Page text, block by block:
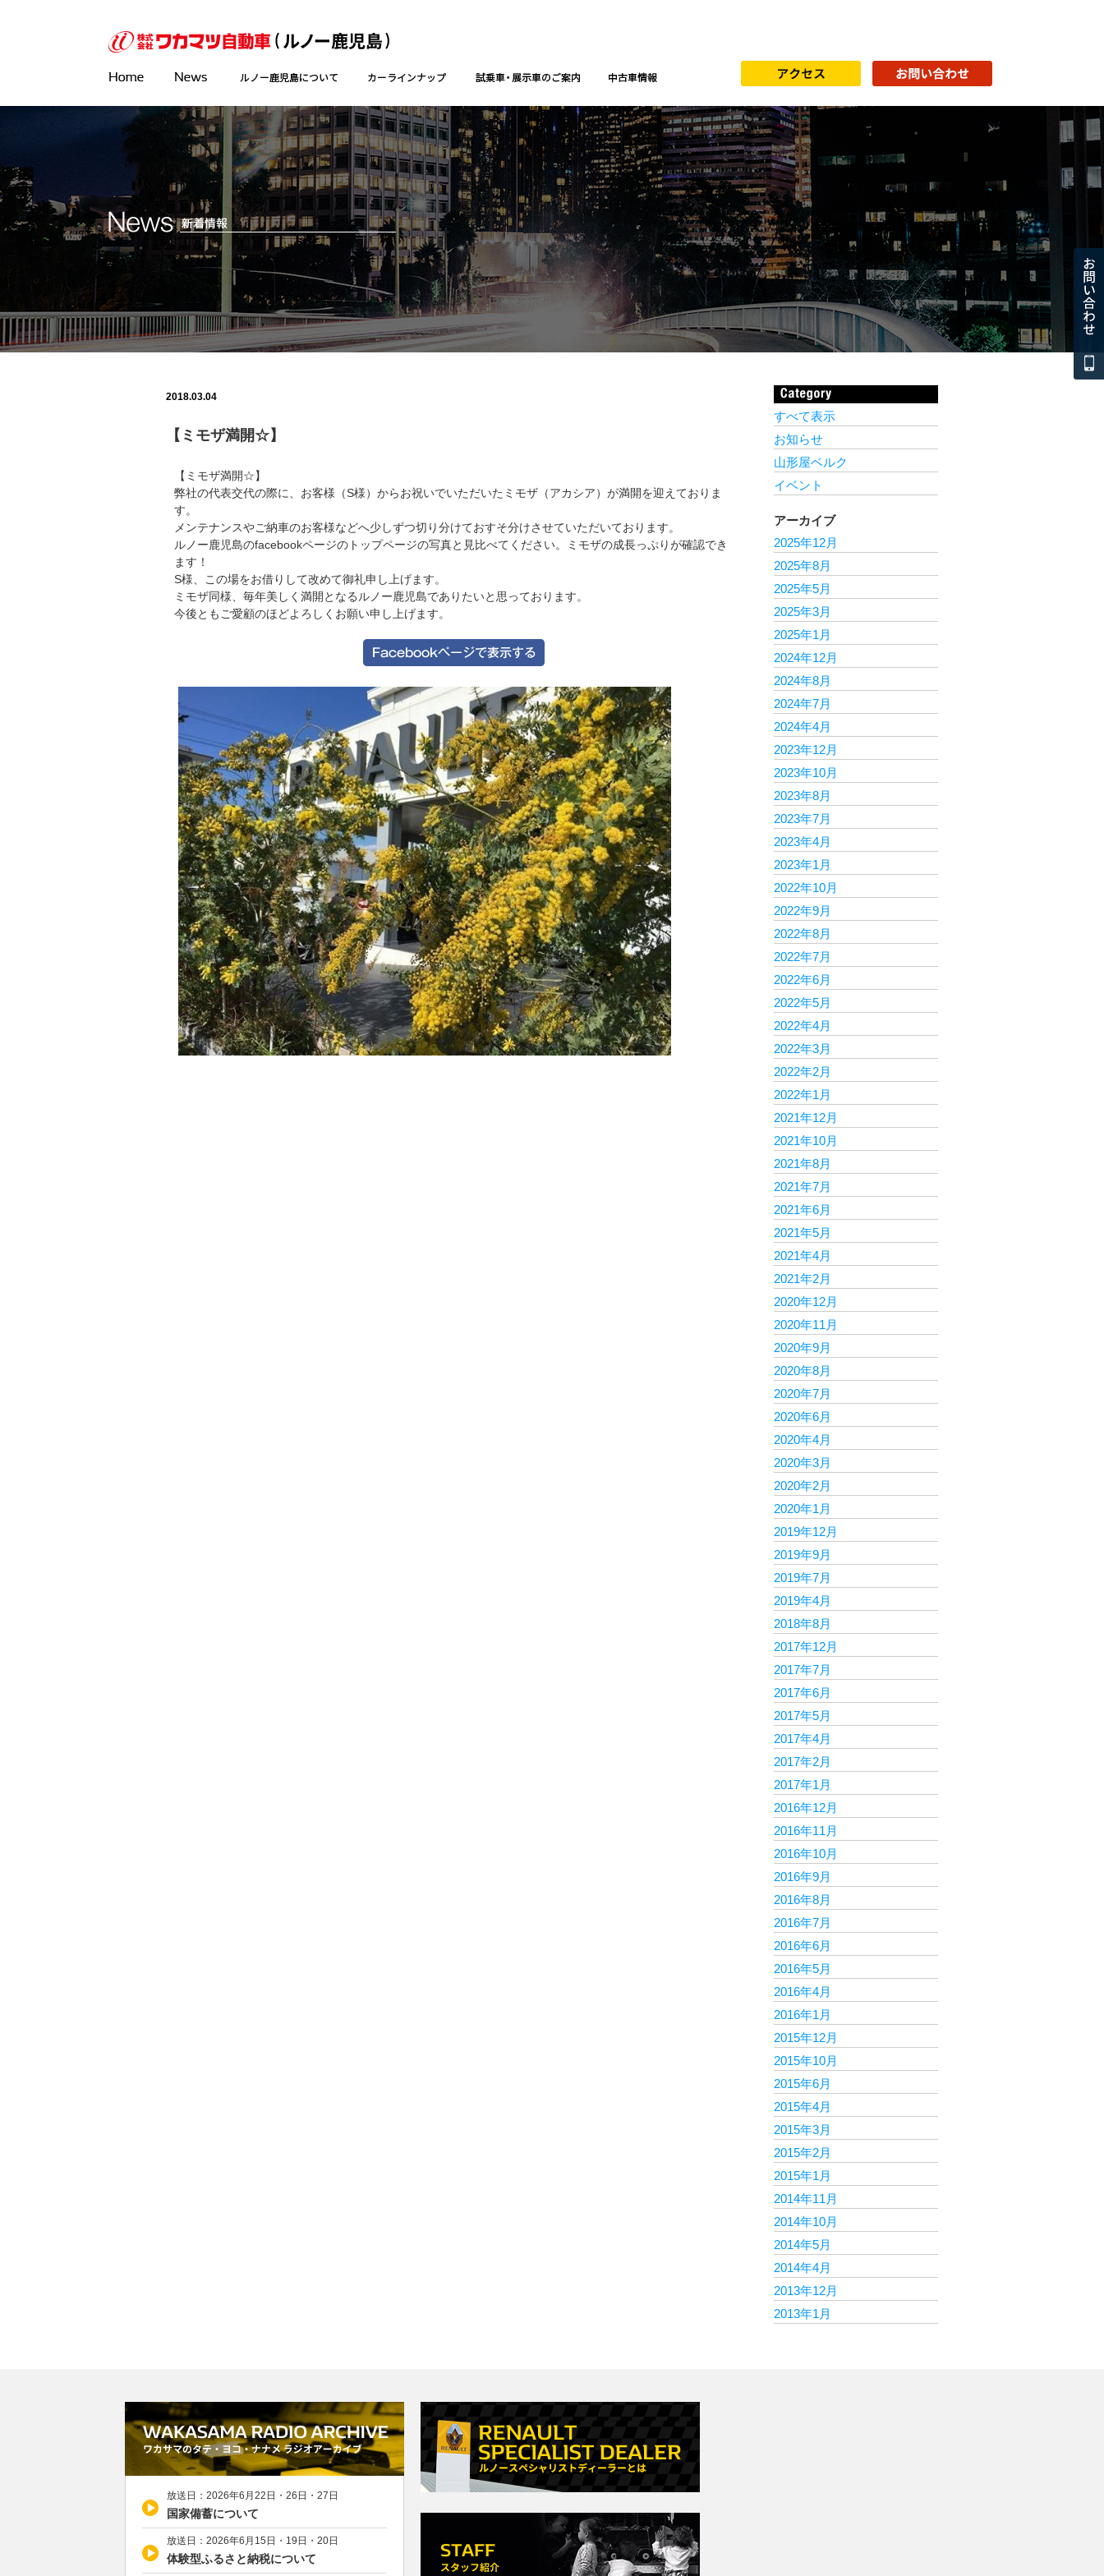
2018.03.04
【ミモザ満開☆】
【ミモザ満開☆】
弊社の代表交代の際に、お客様（S様）からお祝いでいただいたミモザ（アカシア）が満開を迎えておりま
す。
メンテナンスやご納車のお客様などへ少しずつ切り分けておすそ分けさせていただいております。
ルノー鹿児島のfacebookページのトップページの写真と見比べてください。ミモザの成長っぷりが確認でき
ます！
S様、この場をお借りして改めて御礼申し上げます。
ミモザ同様、毎年美しく満開となるルノー鹿児島でありたいと思っております。
今後ともご愛顧のほどよろしくお願い申し上げます。
すべて表示
お知らせ
山形屋ベルク
イベント
アーカイブ
2025年12月
2025年8月
2025年5月
2025年3月
2025年1月
2024年12月
2024年8月
2024年7月
2024年4月
2023年12月
2023年10月
2023年8月
2023年7月
2023年4月
2023年1月
2022年10月
2022年9月
2022年8月
2022年7月
2022年6月
2022年5月
2022年4月
2022年3月
2022年2月
2022年1月
2021年12月
2021年10月
2021年8月
2021年7月
2021年6月
2021年5月
2021年4月
2021年2月
2020年12月
2020年11月
2020年9月
2020年8月
2020年7月
2020年6月
2020年4月
2020年3月
2020年2月
2020年1月
2019年12月
2019年9月
2019年7月
2019年4月
2018年8月
2017年12月
2017年7月
2017年6月
2017年5月
2017年4月
2017年2月
2017年1月
2016年12月
2016年11月
2016年10月
2016年9月
2016年8月
2016年7月
2016年6月
2016年5月
2016年4月
2016年1月
2015年12月
2015年10月
2015年6月
2015年4月
2015年3月
2015年2月
2015年1月
2014年11月
2014年10月
2014年5月
2014年4月
2013年12月
2013年1月
放送日：2026年6月22日・26日・27日
国家備蓄について
放送日：2026年6月15日・19日・20日
体験型ふるさと納税について